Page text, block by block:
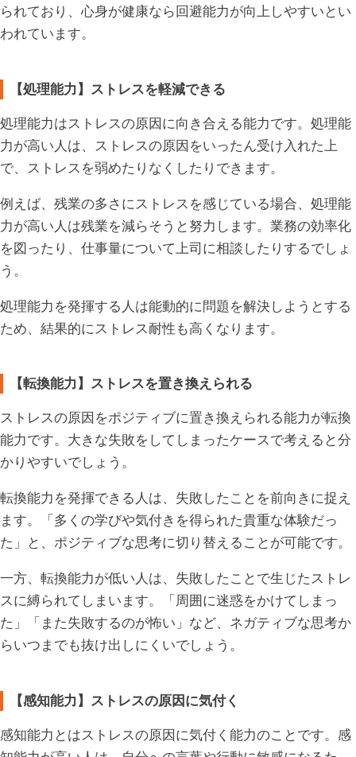
られており、心身が健康なら回避能力が向上しやすいとい
われています。
【処理能力】ストレスを軽減できる
処理能力はストレスの原因に向き合える能力です。処理能
力が高い人は、ストレスの原因をいったん受け入れた上
で、ストレスを弱めたりなくしたりできます。
例えば、残業の多さにストレスを感じている場合、処理能
力が高い人は残業を減らそうと努力します。業務の効率化
を図ったり、仕事量について上司に相談したりするでしょ
う。
処理能力を発揮する人は能動的に問題を解決しようとする
ため、結果的にストレス耐性も高くなります。
【転換能力】ストレスを置き換えられる
ストレスの原因をポジティブに置き換えられる能力が転換
能力です。大きな失敗をしてしまったケースで考えると分
かりやすいでしょう。
転換能力を発揮できる人は、失敗したことを前向きに捉え
ます。「多くの学びや気付きを得られた貴重な体験だっ
た」と、ポジティブな思考に切り替えることが可能です。
一方、転換能力が低い人は、失敗したことで生じたストレ
スに縛られてしまいます。「周囲に迷惑をかけてしまっ
た」「また失敗するのが怖い」など、ネガティブな思考か
らいつまでも抜け出しにくいでしょう。
【感知能力】ストレスの原因に気付く
感知能力とはストレスの原因に気付く能力のことです。感